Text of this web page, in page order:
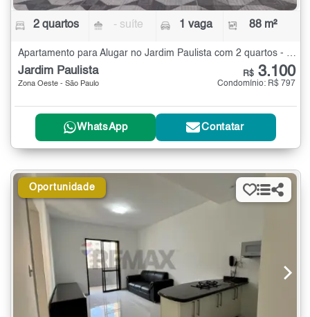
2 quartos - suíte 1 vaga 88 m²
Apartamento para Alugar no Jardim Paulista com 2 quartos - 88 m²
Jardim Paulista
Zona Oeste - São Paulo
R$ 3.100
Condomínio: R$ 797
WhatsApp Contatar
Oportunidade